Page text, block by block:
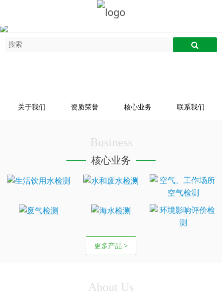
关于我们 资质荣誉 核心业务 联系我们
Business
核心业务
更多产品 >
About Us